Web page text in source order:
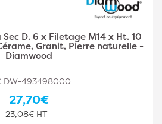
Sec D. 8 x Filetage M14 x Ht. 10
Granit, Pierre Naturelle -
Diamwood
DW-493498001
30,50€
25,42€ HT